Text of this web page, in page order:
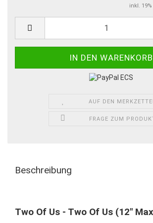
inkl.
AUF DEN MERKZETTEL
FRAGE ZUM
Beschreibung
Two Of Us - Two Of Us (12"